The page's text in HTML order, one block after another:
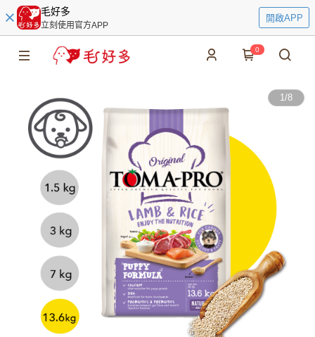
毛好多
立刻使用官方APP
開啟APP
0
1/8